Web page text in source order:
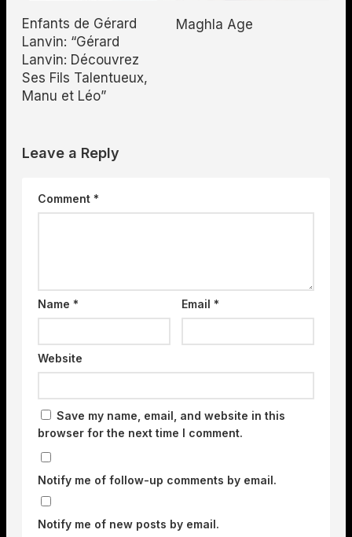
Enfants de Gérard
Lanvin: “Gérard
Lanvin: Découvrez
Ses Fils Talentueux,
Manu et Léo”
Maghla Age
Leave a Reply
Comment *
Name * Email*
Website
Save my name, email, and website in this
browser for the next time I comment.
Notify me of follow-up comments by email.
Notify me of new posts by email.